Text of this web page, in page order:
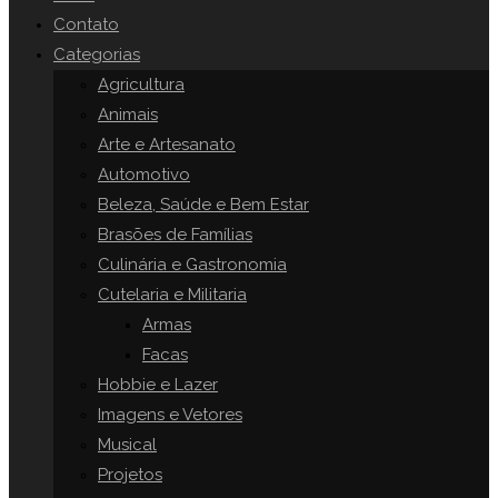
Contato
Categorias
Agricultura
Animais
Arte e Artesanato
Automotivo
Beleza, Saúde e Bem Estar
Brasões de Famílias
Culinária e Gastronomia
Cutelaria e Militaria
Armas
Facas
Hobbie e Lazer
Imagens e Vetores
Musical
Projetos